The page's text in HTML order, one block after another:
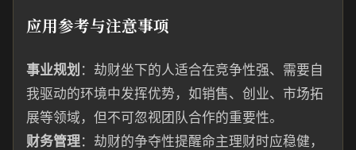
应用参考与注意事项
事业规划 ：劫财坐下的人适合在竞争性强、需要自
我驱动的环境中发挥优势，如销售、创业、市场拓
展等领域，但不可忽视团队合作的重要性。
财务管理：劫财的争夺性提醒命主理财时应稳健，